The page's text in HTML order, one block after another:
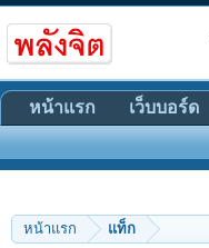
หน้าแรก แท็ก
หน้าแรก เว็บบอร์ด